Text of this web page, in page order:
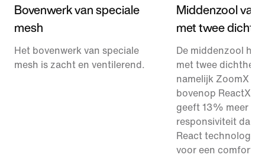
Bovenwerk van speciale
mesh
Het bovenwerk van speciale
mesh is zacht en ventilerend.
Middenzool van
met twee
De middenzool
met twee
namelijk ZoomX
bovenop ReactX
geeft 13% meer
responsiviteit dan
React technologie
voor een